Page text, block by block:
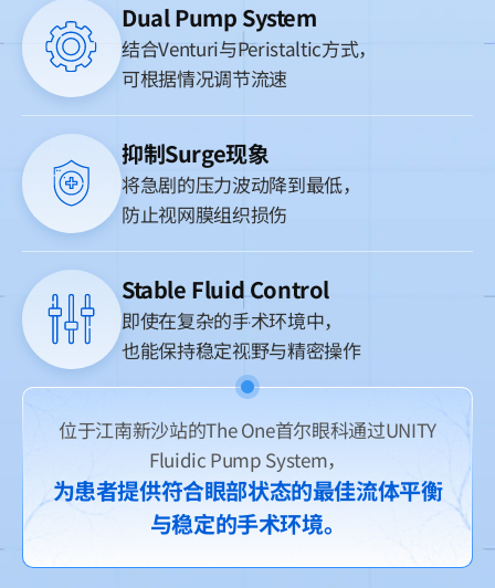
Dual Pump System
结合Venturi与Peristaltic方式，
可根据情况调节流速
抑制Surge现象
将急剧的压力波动降到最低，
防止视网膜组织损伤
Stable Fluid Control
即使在复杂的手术环境中，
也能保持稳定视野与精密操作
位于江南新沙站的The One首尔眼科通过UNITY
Fluidic Pump System，
为患者提供符合眼部状态的最佳流体平衡
与稳定的手术环境。